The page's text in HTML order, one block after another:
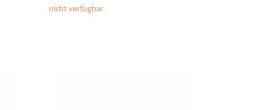
nicht verfügbar